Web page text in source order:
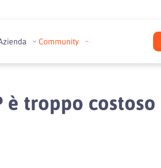
Community
è troppo costoso